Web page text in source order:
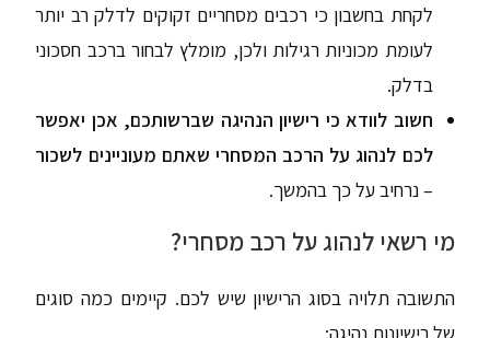
לקחת בחשבון כי רכבים מסחריים זקוקים לדלק רב יותר
לעומת מכוניות רגילות ולכן, מומלץ לבחור ברכב חסכוני
בדלק.
חשוב לוודא כי רישיון הנהיגה שברשותכם, אכן יאפשר
לכם לנהוג על הרכב המסחרי שאתם מעוניינים לשכור
– נרחיב על כך בהמשך.
מי רשאי לנהוג על רכב מסחרי?
התשובה תלויה בסוג הרישיון שיש לכם. קיימים כמה סוגים
של רישיונות נהיגה: